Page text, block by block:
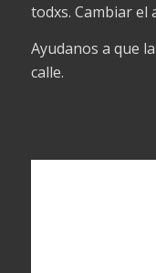
todxs. Cambiar el
Ayudanos a que
calle.